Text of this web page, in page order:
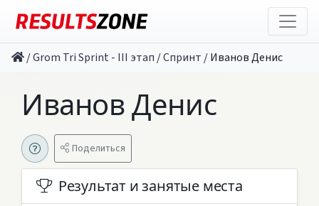
/Grom Tri Sprint - III этап /Спринт /Иванов Денис
Иванов Денис
Поделиться
Результат и занятые места